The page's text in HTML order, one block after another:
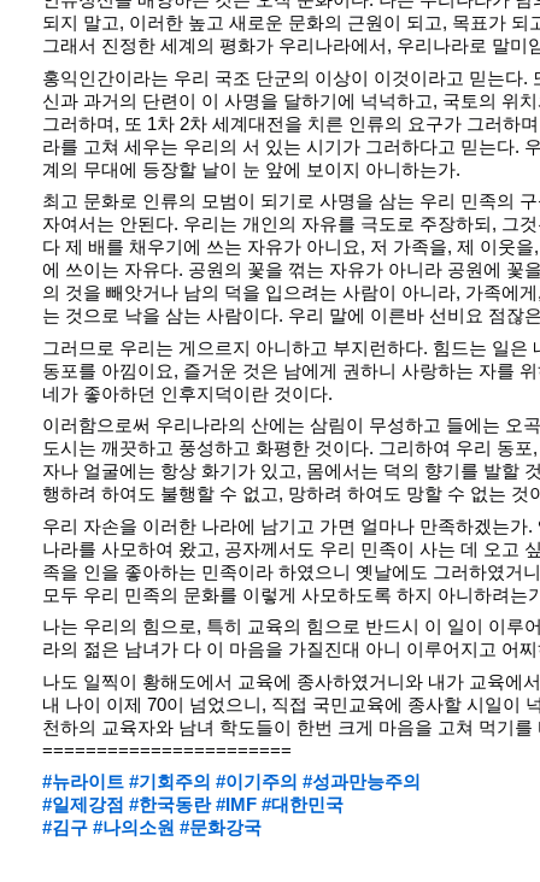
되지 말고, 이러한 높고 새로운 문화의 근원이 되고, 목표가 되
그래서 진정한 세계의 평화가 우리나라에서, 우리나라로 말미
홍익인간이라는 우리 국조 단군의 이상이 이것이라고 믿는다.
신과 과거의 단련이 이 사명을 달하기에 넉넉하고, 국토의 위
그러하며, 또 1차 2차 세계대전을 치른 인류의 요구가 그러하
라를 고쳐 세우는 우리의 서 있는 시기가 그러하다고 믿는다.
계의 무대에 등장할 날이 눈 앞에 보이지 아니하는가.
최고 문화로 인류의 모범이 되기로 사명을 삼는 우리 민족의
자여서는 안된다. 우리는 개인의 자유를 극도로 주장하되, 그
다 제 배를 채우기에 쓰는 자유가 아니요, 저 가족을, 제 이웃
에 쓰이는 자유다. 공원의 꽃을 꺾는 자유가 아니라 공원에 꽃
의 것을 빼앗거나 남의 덕을 입으려는 사람이 아니라, 가족에
는 것으로 낙을 삼는 사람이다. 우리 말에 이른바 선비요 점잖
그러므로 우리는 게으르지 아니하고 부지런하다. 힘드는 일은
동포를 아낌이요, 즐거운 것은 남에게 권하니 사랑하는 자를
네가 좋아하던 인후지덕이란 것이다.
이러함으로써 우리나라의 산에는 삼림이 무성하고 들에는 오
도시는 깨끗하고 풍성하고 화평한 것이다. 그리하여 우리 동
자나 얼굴에는 항상 화기가 있고, 몸에서는 덕의 향기를 발할
행하려 하여도 불행할 수 없고, 망하려 하여도 망할 수 없는 것
우리 자손을 이러한 나라에 남기고 가면 얼마나 만족하겠는가
나라를 사모하여 왔고, 공자께서도 우리 민족이 사는 데 오고
족을 인을 좋아하는 민족이라 하였으니 옛날에도 그러하였거
모두 우리 민족의 문화를 이렇게 사모하도록 하지 아니하려는
나는 우리의 힘으로, 특히 교육의 힘으로 반드시 이 일이 이루
라의 젊은 남녀가 다 이 마음을 가질진대 아니 이루어지고 어
나도 일찍이 황해도에서 교육에 종사하였거니와 내가 교육에
내 나이 이제 70이 넘었으니, 직접 국민교육에 종사할 시일이
천하의 교육자와 남녀 학도들이 한번 크게 마음을 고쳐 먹기
=======================
#뉴라이트 #기회주의 #이기주의 #성과만능주의
#일제강점 #한국동란 #IMF #대한민국
#김구 #나의소원 #문화강국